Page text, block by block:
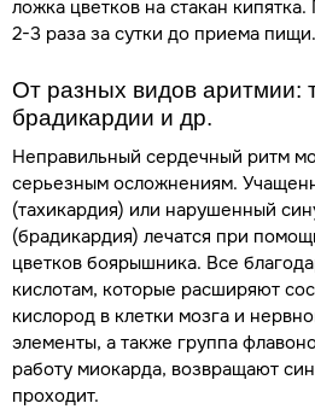
ложка цветков на стакан
2-3 раза за сутки до приема пищи.
От разных видов аритмии:
брадикардии и др.
Неправильный сердечный ритм
серьезным осложнениям.
(тахикардия) или нарушенный
(брадикардия) лечатся при
цветков боярышника. Все
кислотам, которые расширяют
кислород в клетки мозга и
элементы, а также группа
работу миокарда, возвращают
проходит.